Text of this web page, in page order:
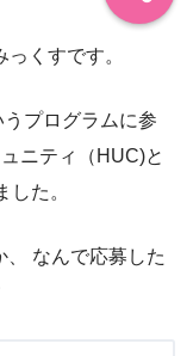
くすです。
うプログラムに参
ニティ（HUC)と
た。
、 なんで応募した